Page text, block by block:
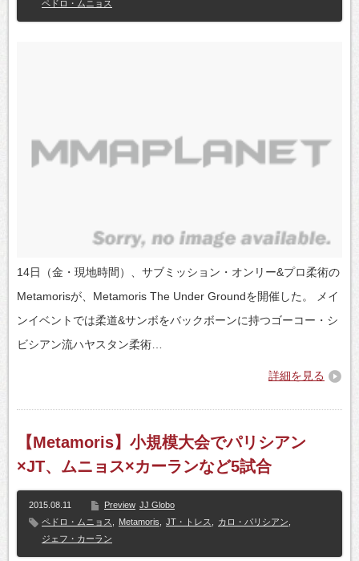
ペドロ・ムニョス
14日（金・現地時間）、サブミッション・オンリー&プロ柔術の
Metamorisが、Metamoris The Under Groundを開催した。 メイ
ンイベントでは柔道&サンボをバックボーンに持つゴーコー・シ
ビシアン流ハヤスタン柔術…
詳細を見る
【Metamoris】小規模大会でパリシアン
×JT、ムニョス×カーランなど5試合
2015.08.11 Preview JJ Globo
ペドロ・ムニョス
Metamoris JT・トレス カロ・パリシアン
ジェフ・カーラン